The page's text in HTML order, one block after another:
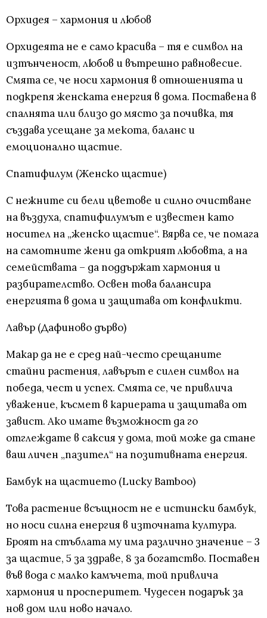
Орхидея – хармония и любов
Орхидеята не е само красива – тя е символ на
изтънченост, любов и вътрешно равновесие.
Смята се, че носи хармония в отношенията и
подкрепя женската енергия в дома. Поставена в
спалнята или близо до място за почивка, тя
създава усещане за мекота, баланс и
емоционално щастие.
Спатифилум (Женско щастие)
С нежните си бели цветове и силно очистване
на въздуха, спатифилумът е известен като
носител на „женско щастие“. Вярва се, че помага
на самотните жени да открият любовта, а на
семействата – да поддържат хармония и
разбирателство. Освен това балансира
енергията в дома и защитава от конфликти.
Лавър (Дафиново дърво)
Макар да не е сред най-често срещаните
стайни растения, лавърът е силен символ на
победа, чест и успех. Смята се, че привлича
уважение, късмет в кариерата и защитава от
завист. Ако имате възможност да го
отглеждате в саксия у дома, той може да стане
ваш личен „пазител“ на позитивната енергия.
Бамбук на щастието (Lucky Bamboo)
Това растение всъщност не е истински бамбук,
но носи силна енергия в източната култура.
Броят на стъблата му има различно значение – 3
за щастие, 5 за здраве, 8 за богатство. Поставен
във вода с малко камъчета, той привлича
хармония и просперитет. Чудесен подарък за
нов дом или ново начало.